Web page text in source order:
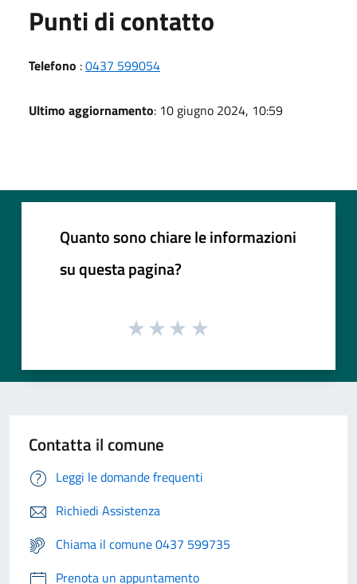
Punti di contatto
Telefono :0437 599054
Ultimo aggiornamento: 10 giugno 2024, 10:59
Quanto sono chiare le informazioni
su questa pagina?
Contatta il comune
Leggi le domande frequenti
Richiedi Assistenza
Chiama il comune 0437 599735
Prenota un appuntamento